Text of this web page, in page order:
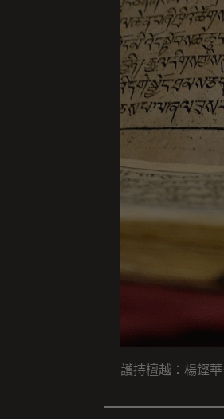
護持檀越：楊鏗華